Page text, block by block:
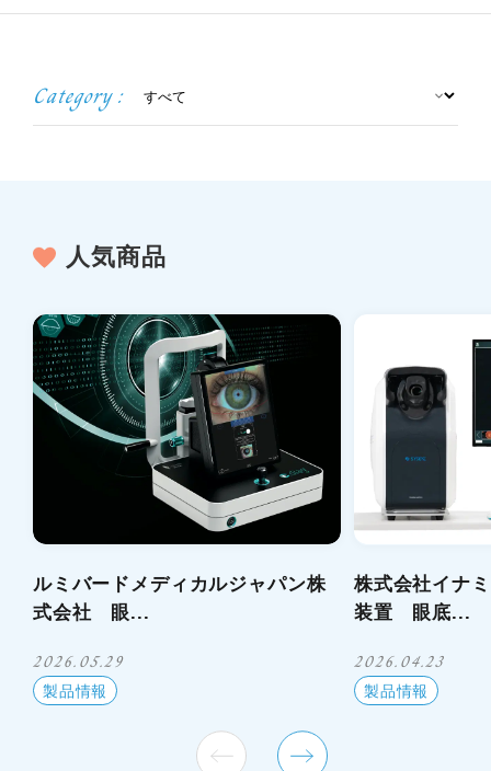
Category :
人気商品
ルミバードメディカルジャパン株
式会社 眼...
2026.05.29
製品情報
株式会社イナ
装置 眼底...
2026.04.23
製品情報